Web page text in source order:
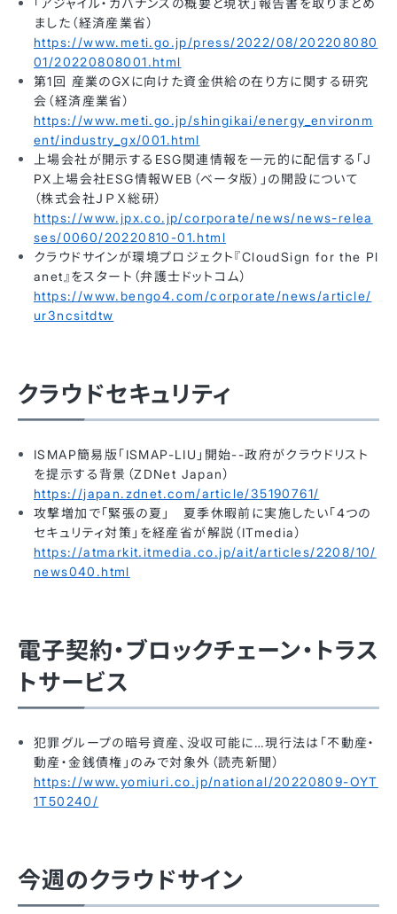
ました（経済産業省）
https://www.meti.go.jp/press/2022/08/202208080
01/20220808001.html
第1回 産業のGXに向けた資金供給の在り方に関する研究
会（経済産業省）
https://www.meti.go.jp/shingikai/energy_environm
ent/industry_gx/001.html
上場会社が開示するESG関連情報を一元的に配信する「J
PX上場会社ESG情報WEB（ベータ版）」の開設について
（株式会社ＪＰＸ総研）
https://www.jpx.co.jp/corporate/news/news-relea
ses/0060/20220810-01.html
クラウドサインが環境プロジェクト『CloudSign for the Pl
anet』をスタート（弁護士ドットコム）
https://www.bengo4.com/corporate/news/article/
ur3ncsitdtw
クラウドセキュリティ
ISMAP簡易版「ISMAP-LIU」開始--政府がクラウドリスト
を提示する背景（ZDNet Japan）
https://japan.zdnet.com/article/35190761/
攻撃増加で「緊張の夏」 夏季休暇前に実施したい「4つの
セキュリティ対策」を経産省が解説（ITmedia）
https://atmarkit.itmedia.co.jp/ait/articles/2208/10/
news040.html
電子契約・ブロックチェーン・トラス
トサービス
犯罪グループの暗号資産、没収可能に…現行法は「不動産・
動産・金銭債権」のみで対象外（読売新聞）
https://www.yomiuri.co.jp/national/20220809-OYT
1T50240/
今週のクラウドサイン